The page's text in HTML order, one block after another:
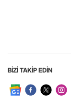
BİZİ TAKİP EDİN